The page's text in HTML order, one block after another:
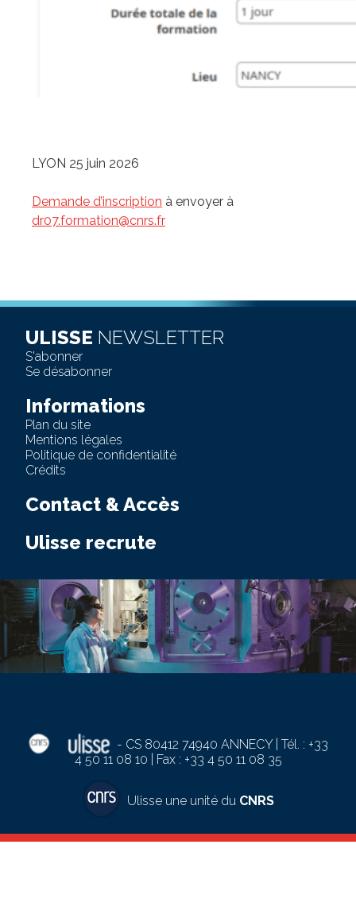
LYON 25 juin 2026
Demande d’inscription à envoyer à
dr07.formation@cnrs.fr
ULISSE NEWSLETTER
S'abonner
Se désabonner
Informations
Plan du site
Mentions légales
Politique de confidentialité
Crédits
Contact & Accès
Ulisse recrute
- CS 80412 74940 ANNECY | Tél. : +33
4 50 11 08 10 | Fax : +33 4 50 11 08 35
Ulisse une unité du CNRS